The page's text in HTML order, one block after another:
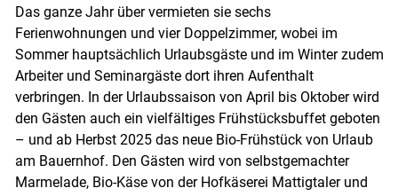
Das ganze Jahr über vermieten sie sechs
Ferienwohnungen und vier Doppelzimmer, wobei im
Sommer hauptsächlich Urlaubsgäste und im Winter zudem
Arbeiter und Seminargäste dort ihren Aufenthalt
verbringen. In der Urlaubssaison von April bis Oktober wird
den Gästen auch ein vielfältiges Frühstücksbuffet geboten
– und ab Herbst 2025 das neue Bio-Frühstück von Urlaub
am Bauernhof. Den Gästen wird von selbstgemachter
Marmelade, Bio-Käse von der Hofkäserei Mattigtaler und